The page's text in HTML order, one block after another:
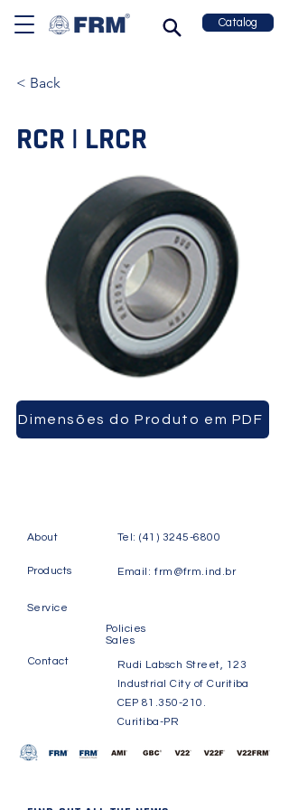
Catalog
< Back
RCR | LRCR
Dimensões do Produto em PDF
About Tel:(41) 3245-6800
Products Email:frm@frm.ind.br
Service
Policies
Sales
Contact
Rudi Labsch Street, 123
Industrial City of Curitiba
CEP 81.350-210 .
Curitiba-PR